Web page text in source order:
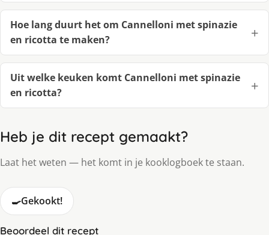
Hoe lang duurt het om Cannelloni met spinazie
en ricotta te maken?
Uit welke keuken komt Cannelloni met spinazie
en ricotta?
Heb je dit recept gemaakt?
Laat het weten — het komt in je kooklogboek te staan.
🍳Gekookt!
Beoordeel dit recept